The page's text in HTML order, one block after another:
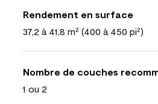
Rendement en surface
37,2 à 41,8 m² (400 à 450 pi²)
Nombre de couches
1 ou 2